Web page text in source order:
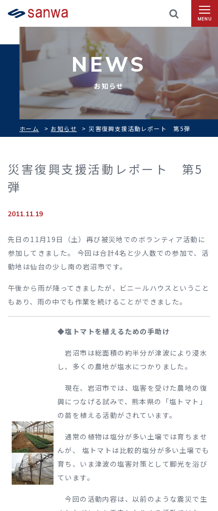
MENU
NEWS
お知らせ
ホーム > お知らせ > 災害復興支援活動レポート 第5弾
災害復興支援活動レポート 第5
弾
2011.11.19
先日の11月19日（土）再び被災地でのボランティア活動に
参加してきました。 今回は合計4名と少人数での参加で、活
動地は仙台の少し南の岩沼市です。
午後から雨が降ってきましたが、ビニールハウスということ
もあり、雨の中でも作業を続けることができました。
◆塩トマトを植えるための手助け
岩沼市は総面積の約半分が津波により浸水
し、多くの農地が塩水につかりました。
現在、岩沼市では、塩害を受けた農地の復
興につなげる試みで、熊本県の「塩トマト」
の苗を植える活動がされています。
通常の植物は塩分が多い土壌では育ちませ
んが、 塩トマトは比較的塩分が多い土壌でも
育ち、いま津波の塩害対策として脚光を浴び
ています。
今回の活動内容は、以前のような震災で生